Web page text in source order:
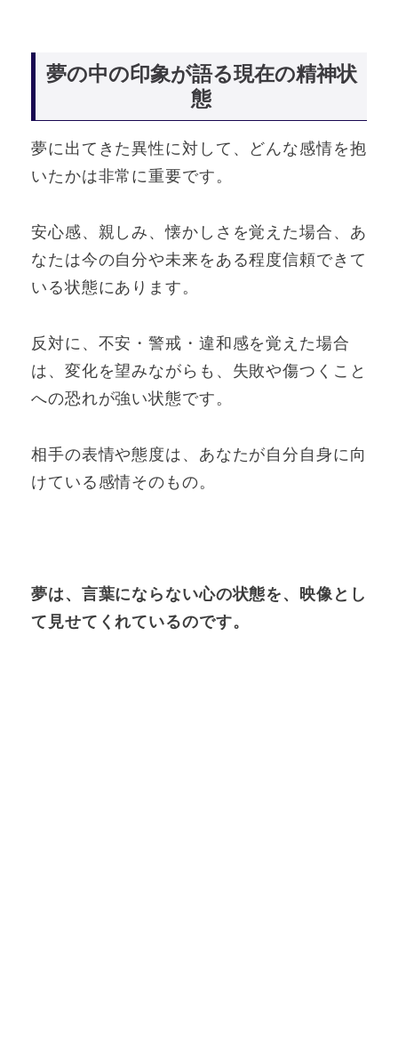
夢の中の印象が語る現在の精神状
態
夢に出てきた異性に対して、どんな感情を抱
いたかは非常に重要です。
安心感、親しみ、懐かしさを覚えた場合、あ
なたは今の自分や未来をある程度信頼できて
いる状態にあります。
反対に、不安・警戒・違和感を覚えた場合
は、変化を望みながらも、失敗や傷つくこと
への恐れが強い状態です。
相手の表情や態度は、あなたが自分自身に向
けている感情そのもの。
夢は、言葉にならない心の状態を、映像とし
て見せてくれているのです。